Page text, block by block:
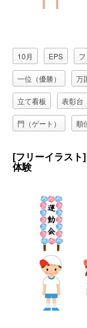
10月 EPS
一位（優勝） 万
立て看板 表彰台
門（ゲート） 順
[フリーイラス
体験